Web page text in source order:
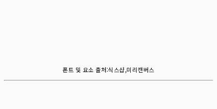
폰트 및 요소 출처:식스샵,미리캔버스